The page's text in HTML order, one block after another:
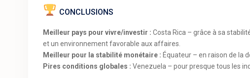
CONCLUSIONS
Meilleur pays pour vivre/investir : Costa Rica – grâce à sa
et un environnement favorable aux affaires.
Meilleur pour la stabilité monétaire : Équateur – en raison de la
Pires conditions globales : Venezuela – pour presque tous les